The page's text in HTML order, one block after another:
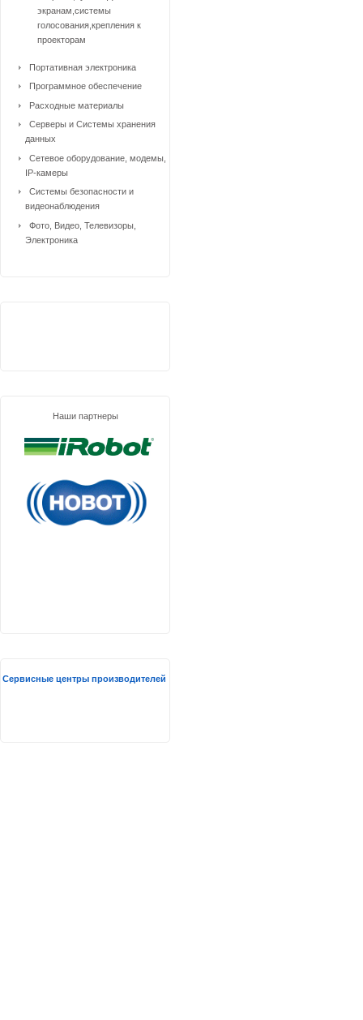
экранам,системы
голосования,крепления к
проекторам
Портативная электроника
Программное обеспечение
Расходные материалы
Серверы и Системы хранения
данных
Сетевое оборудование, модемы,
IP-камеры
Системы безопасности и
видеонаблюдения
Фото, Видео, Телевизоры,
Электроника
Наши партнеры
Сервисные центры производителей